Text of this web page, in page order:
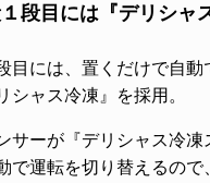
段目には『デリシャ
目には、置くだけで自動
シャス冷凍』を採用。
サーが『デリシャス冷凍
で運転を切り替えるの